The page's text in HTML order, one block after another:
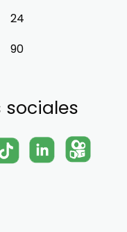
24
90
sociales